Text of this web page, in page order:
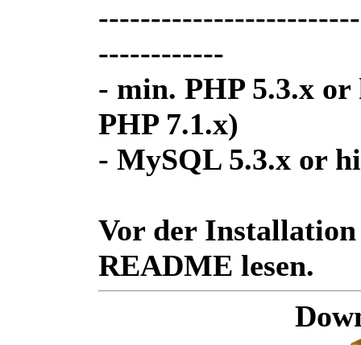
------------
- min. PHP 5.3.x
PHP 7.1.x)
- MySQL 5.3.x or
Vor der
README lesen.